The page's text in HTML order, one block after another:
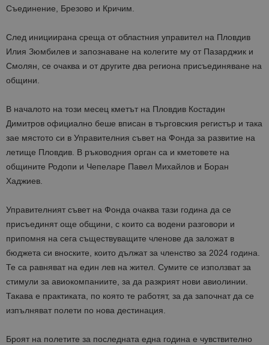
Съединение, Брезово и Кричим.
След инициирана среща от областния управител на Пловдив
Илия Зюмбилев и запознаване на колегите му от Пазарджик и
Смолян, се очаква и от другите два региона присъединяване на
общини.
В началото на този месец кметът на Пловдив Костадин
Димитров официално беше вписан в търговския регистър и така
зае мястото си в Управителния съвет на Фонда за развитие на
летище Пловдив. В ръководния орган са и кметовете на
общините Родопи и Чепеларе Павел Михайлов и Боран
Хаджиев.
Управителният съвет на Фонда очаква тази година да се
присъединят още общини, с които са водени разговори и
припомня на сега съществуващите членове да заложат в
бюджета си вноските, които дължат за членство за 2024 година.
Те са равняват на един лев на жител. Сумите се използват за
стимули за авиокомпаниите, за да разкрият нови авиолинии.
Такава е практиката, по която те работят, за да започнат да се
изпълняват полети по нова дестинация.
Броят на полетите за последната една година е чувствително